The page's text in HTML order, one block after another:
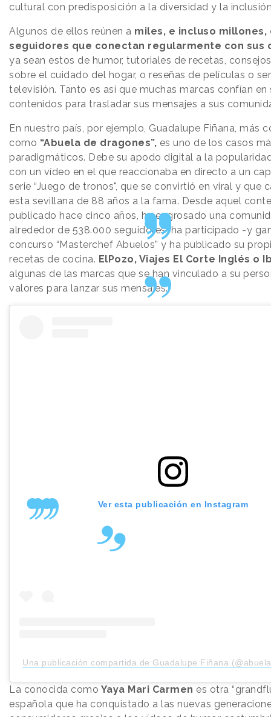
cultural con predisposición a la diversidad y la
Algunos de ellos reúnen a miles, e incluso millones,
seguidores que conectan regularmente con sus
ya sean estos de humor, tutoriales de recetas,
sobre el cuidado del hogar, o reseñas de películas o
televisión. Tanto es así que muchas marcas confían en
contenidos para trasladar sus mensajes a sus
En nuestro país, por ejemplo, Guadalupe Fiñana, más
como “Abuela de dragones”, es uno de los casos
paradigmáticos. Debe su apodo digital a la
con un vídeo en el que reaccionaba en directo a un
serie “Juego de tronos", que se convirtió en viral y que
esta sevillana de 88 años a la fama. Desde aquel
publicado hace cinco años, ha engrosado una
alrededor de 538.000 seguidores, ha participado -y
concurso “Masterchef Abuelos” y ha publicado su
recetas de cocina. ElPozo, Viajes El Corte Inglés o
algunas de las marcas que se han vinculado a su
valores para lanzar sus mensajes.
Ver esta publicación en Instagram
Una publicación compartida de Guadalupe Fiñana
La conocida como Yaya Mari Carmen es otra
española que ha conquistado a las nuevas